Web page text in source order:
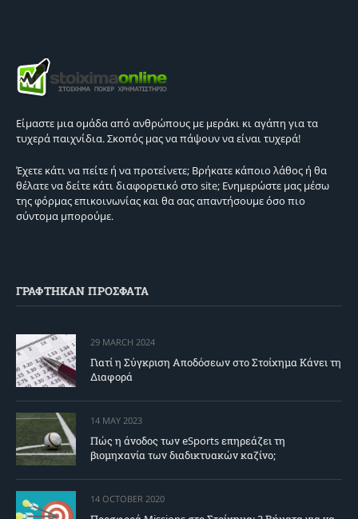
Είμαστε μια ομάδα από ανθρώπους με μεράκι κι αγάπη για τα
τυχερά παιχνίδια. Σκοπός μας να πάψουν να είναι τυχερά!
Έχετε κάτι να πείτε ή να προτείνετε; Βρήκατε κάποιο λάθος ή θα
θέλατε να δείτε κάτι διαφορετικό στο site; Ενημερώστε μας μέσω
της φόρμας επικοινωνίας και θα σας απαντήσουμε όσο πιο
σύντομα μπορούμε.
ΓΡΑΦΤΗΚΑΝ ΠΡΟΣΦΑΤΑ
29 MARCH 2024
Γιατί η Σύγκριση Αποδόσεων στο Στοίχημα Κάνει τη
Διαφορά
14 MAY 2023
Πώς η άνοδος των eSports επηρεάζει τη
βιομηχανία των διαδικτυακών καζίνο;
14 OCTOBER 2020